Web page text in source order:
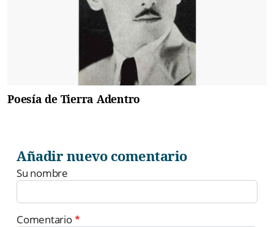
Poesía de Tierra Adentro
Añadir nuevo comentario
Su nombre
Comentario